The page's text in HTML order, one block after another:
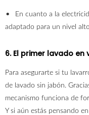
En cuanto a la
adaptado para un nivel
6. El primer lavado en
Para asegurarte si tu
de lavado sin jabón.
mecanismo funciona de
Y si aún estás pensando